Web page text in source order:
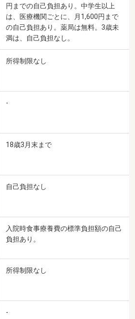
円までの自己負担あり。中学生以上
は、医療機関ごとに、月1,600円まで
の自己負担あり。薬局は無料。3歳未
満は、自己負担なし。
所得制限なし
-
18歳3月末まで
自己負担なし
入院時食事療養費の標準負担額の自己
負担あり。
所得制限なし
-